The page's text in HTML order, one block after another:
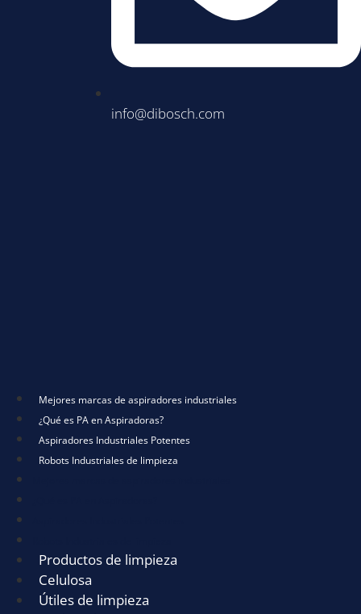
info@dibosch.com
Mejores marcas de aspiradores industriales
¿Qué es PA en Aspiradoras?
Aspiradores Industriales Potentes
Robots Industriales de limpieza
Productos de limpieza
Celulosa
Útiles de limpieza